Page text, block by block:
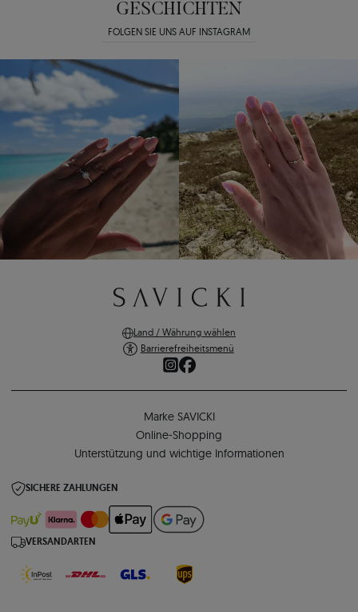
GESCHICHTEN
FOLGEN SIE UNS AUF INSTAGRAM
Land / Währung wählen
Barrierefreiheitsmenü
Marke SAVICKI
Online-Shopping
Unterstützung und wichtige Informationen
SICHERE ZAHLUNGEN
VERSANDARTEN